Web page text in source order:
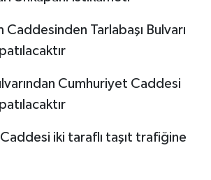
Tarlabaşı Bulvarı
Cumhuriyet Caddesi
iki taraflı taşıt trafiğine